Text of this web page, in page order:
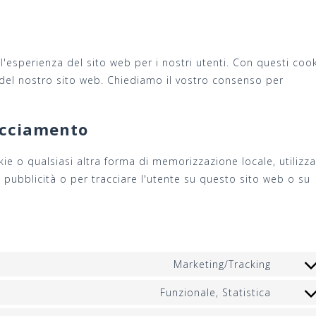
del sito web per i nostri utenti. Con questi
nostro sito web. Chiediamo il vostro consenso per
o qualsiasi altra forma di memorizzazione locale,
o per tracciare l'utente su questo sito web o su
Marketing/Tracking
servizio
Funzionale, Statistica